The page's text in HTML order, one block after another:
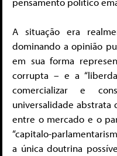
A situação era
dominando a opinião
em sua forma
corrupta – e a
comercializar e
universalidade abstrata
entre o mercado e o
“capitalo-
a única doutrina